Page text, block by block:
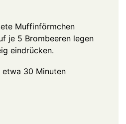
Muffinförmchen
je 5 Brombeeren legen
eindrücken.
etwa 30 Minuten